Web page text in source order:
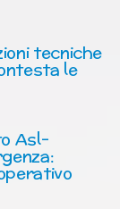
tecniche
le
Asl-